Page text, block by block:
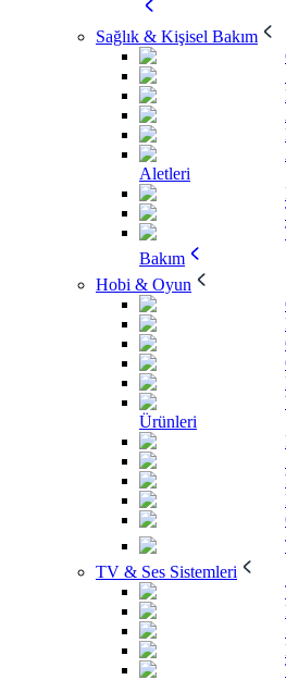
Sağlık & Kişisel Bakım
Aletleri
Bakım
Hobi & Oyun
Ürünleri
TV & Ses Sistemleri